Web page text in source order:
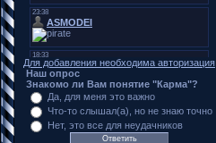
Для добавления необходима авторизация
Наш опрос
Знакомо ли Вам понятие "Карма"?
Да, для меня это важно
Что-то слышал(а), но не знаю точно
Нет, это все для неудачников